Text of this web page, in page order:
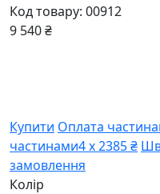
Код товару: 00912
9 540 ₴
Купити Оплата
частинами4 х 2385 ₴
замовлення
Колір